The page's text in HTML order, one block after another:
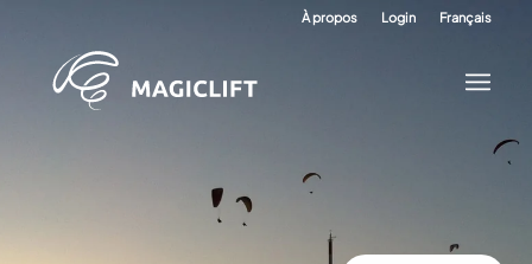
À propos Login Français